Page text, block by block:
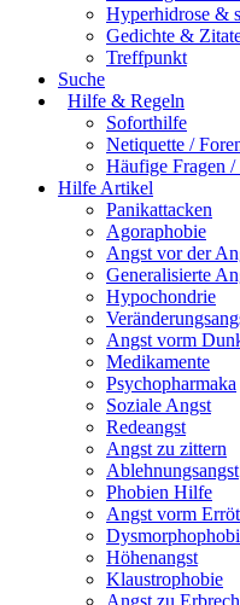
Hyperhidrose &
Gedichte &
Treffpunkt
Suche
Hilfe & Regeln
Soforthilfe
Netiquette /
Häufige Fragen
Hilfe Artikel
Panikattacken
Agoraphobie
Angst vor der
Generalisierte
Hypochondrie
Angst vorm
Medikamente
Psychopharmaka
Soziale Angst
Redeangst
Angst zu zittern
Ablehnungsangst
Phobien Hilfe
Angst vorm
Höhenangst
Klaustrophobie
Angst zu